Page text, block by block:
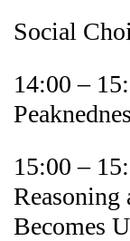
Social
14:00 –
15:00 –
Becomes